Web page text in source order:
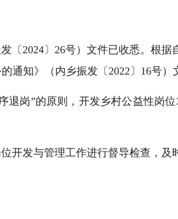
〔2024〕26号）文件已收悉。根
知》（内乡振发〔2022〕16号）
岗”的原则，开发乡村公益性岗
开发与管理工作进行督导检查，